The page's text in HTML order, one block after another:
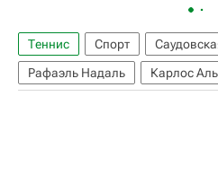
Теннис Спорт
Рафаэль Надаль
Карлос